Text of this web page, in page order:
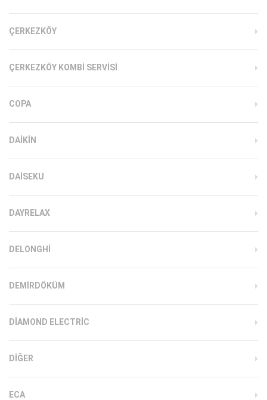
ÇERKEZKÖY
ÇERKEZKÖY KOMBI SERVISI
COPA
DAIKIN
DAISEKU
DAYRELAX
DELONGHI
DEMIRDÖKÜM
DIAMOND ELECTRIC
DIĞER
ECA